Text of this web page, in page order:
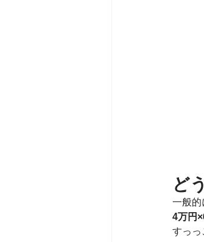
ど
一般的
4万円
すっっ